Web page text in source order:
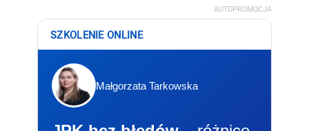
AUTOPROMOCJA
SZKOLENIE ONLINE
Małgorzata Tarkowska